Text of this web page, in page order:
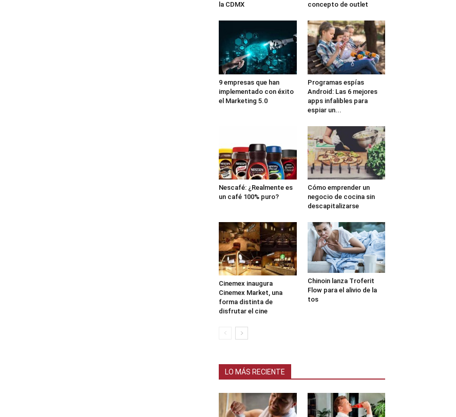
la CDMX
concepto de outlet
9 empresas que han
implementado con éxito
el Marketing 5.0
Programas espías
Android: Las 6 mejores
apps infalibles para
espiar un...
Nescafé: ¿Realmente es
un café 100% puro?
Cómo emprender un
negocio de cocina sin
descapitalizarse
Cinemex inaugura
Cinemex Market, una
forma distinta de
disfrutar el cine
Chinoin lanza Troferit
Flow para el alivio de la
tos
LO MÁS RECIENTE